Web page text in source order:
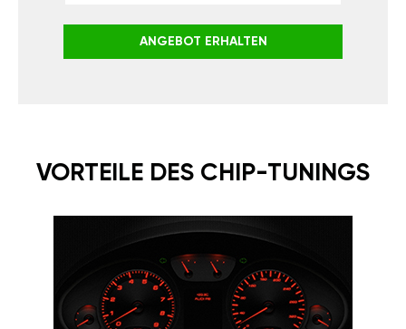
ANGEBOT ERHALTEN
VORTEILE DES CHIP-TUNINGS